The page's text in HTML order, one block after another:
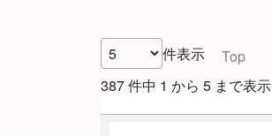
件表示 Top
387 件中 1 から 5 まで表示